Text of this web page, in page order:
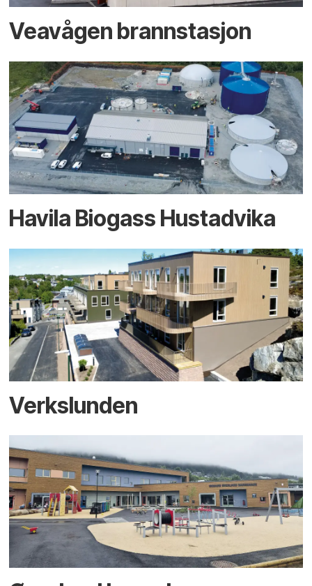
Veavågen brannstasjon
Havila Biogass Hustadvika
Verkslunden